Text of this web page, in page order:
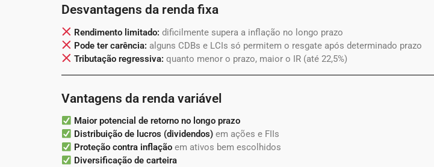
Desvantagens da renda fixa
Rendimento limitado: dificilmente supera a inflação no longo prazo
Pode ter carência: alguns CDBs e LCIs só permitem o resgate após determinado prazo
Tributação regressiva: quanto menor o prazo, maior o IR (até 22,5%)
Vantagens da renda variável
Maior potencial de retorno no longo prazo
Distribuição de lucros (dividendos) em ações e FIIs
Proteção contra inflação em ativos bem escolhidos
Diversificação de carteira